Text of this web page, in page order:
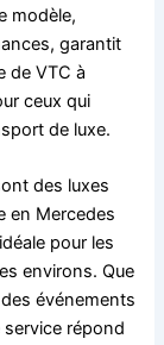
modèle,
garantit
de VTC à
ceux qui
de luxe.
des luxes
en Mercedes
pour les
environs. Que
événements
répond